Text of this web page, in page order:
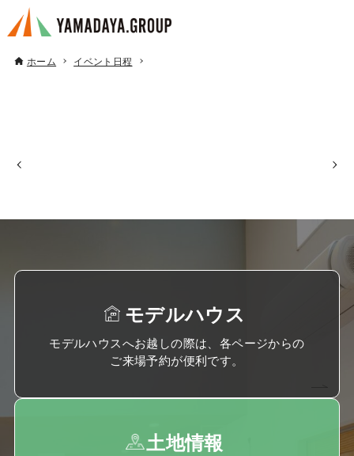
ホーム イベント日程
モデルハウス
モデルハウスへお越しの際は、各ページからの
ご来場予約が便利です。
土地情報